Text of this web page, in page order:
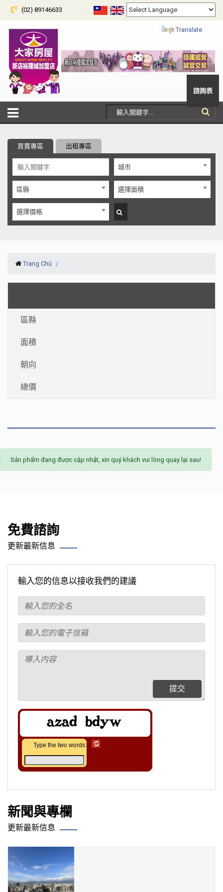
(02) 89146633
Translate
買賣專區 出租專區
城市
區縣 選擇面積
選擇價格
Trang Chủ
區縣
面積
朝向
總價
Sản phẩm đang được cập nhật, xin quý khách vui lòng quay lại sau!
免費諮詢
更新最新信息
輸入您的信息以接收我們的建議
提交
Type the two words:
新聞與專欄
更新最新信息
諮詢表